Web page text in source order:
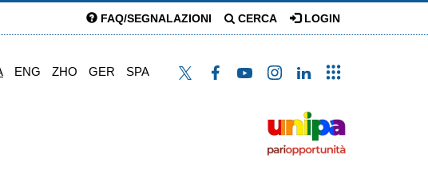
FAQ/SEGNALAZIONI CERCA LOGIN
ENG ZHO GER SPA